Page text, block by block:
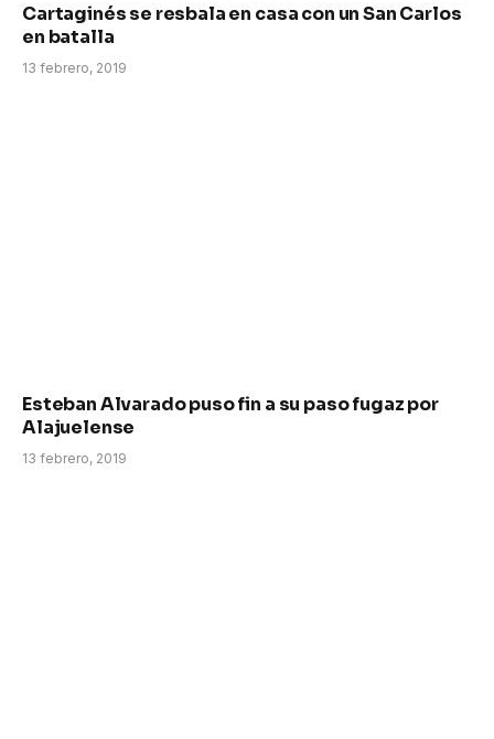
Cartaginés se resbala en casa con un San Carlos
en batalla
13 febrero, 2019
Esteban Alvarado puso fin a su paso fugaz por
Alajuelense
13 febrero, 2019